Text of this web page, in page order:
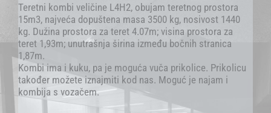
Teretni kombi veličine L4H2, obujam teretnog prostora
15m3, najveća dopuštena masa 3500 kg, nosivost 1440
kg. Dužina prostora za teret 4.07m; visina prostora za
teret 1,93m; unutrašnja širina između bočnih stranica
1,87m.
Kombi ima i kuku, pa je moguća vuča prikolice. Prikolicu
također možete iznajmiti kod nas. Moguć je najam i
kombija s vozačem.